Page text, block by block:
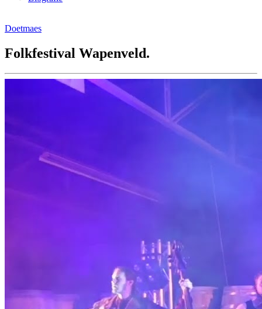
Doetmaes
Folkfestival Wapenveld.